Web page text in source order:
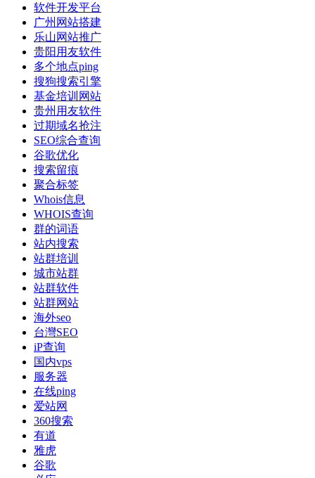
软件开发平台
广州网站搭建
乐山网站推广
贵阳用友软件
多个地点ping
搜狗搜索引擎
基金培训网站
贵州用友软件
过期域名抢注
SEO综合查询
谷歌优化
搜索留痕
聚合标签
Whois信息
WHOIS查询
群的词语
站内搜索
站群培训
城市站群
站群软件
站群网站
海外seo
台灣SEO
iP查询
国内vps
服务器
在线ping
爱站网
360搜索
有道
雅虎
谷歌